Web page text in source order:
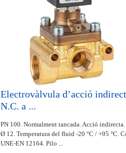
Electrovàlvula d’acció
N.C. a ...
PN 100. Normalment tancada. Acció
Ø 12. Temperatura del fluid -20 °C / +95 °C.
UNE-EN 12164. Pilo ...